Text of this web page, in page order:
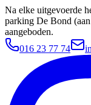
Na elke uitgevoerde
parking De Bond
aangeboden.
016 23 77 74